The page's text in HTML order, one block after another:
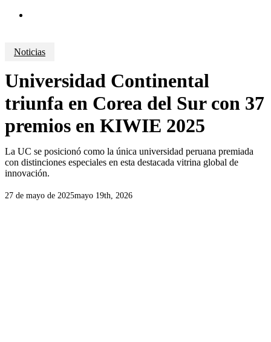
Noticias
Universidad Continental
triunfa en Corea del Sur con 37
premios en KIWIE 2025
La UC se posicionó como la única universidad peruana premiada
con distinciones especiales en esta destacada vitrina global de
innovación.
27 de mayo de 2025mayo 19th, 2026